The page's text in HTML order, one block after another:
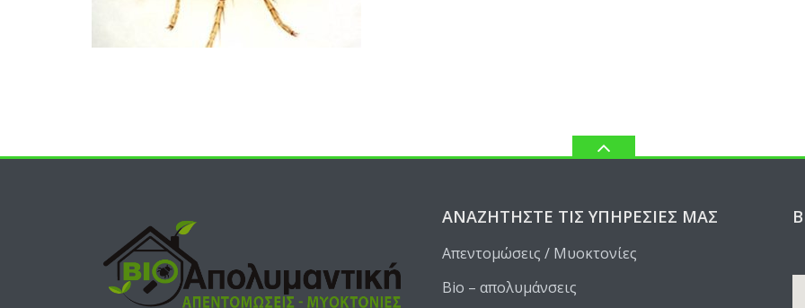
ΑΝΑΖΗΤΉΣΤΕ ΤΙΣ ΥΠΗΡΕΣΊΕΣ ΜΑΣ
Απεντομώσεις / Μυοκτονίες
Bio – απολυμάνσεις